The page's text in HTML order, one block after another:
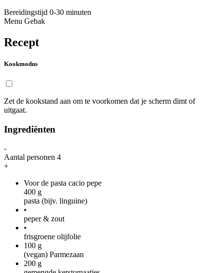
Bereidingstijd 0-30 minuten
Menu Gebak
Recept
Kookmodus
Zet de kookstand aan om te voorkomen dat je scherm dimt of
uitgaat.
Ingrediënten
-
Aantal personen 4
+
Voor de pasta cacio pepe
400 g
pasta (bijv. linguine)
•
peper & zout
•
frisgroene olijfolie
100 g
(vegan) Parmezaan
200 g